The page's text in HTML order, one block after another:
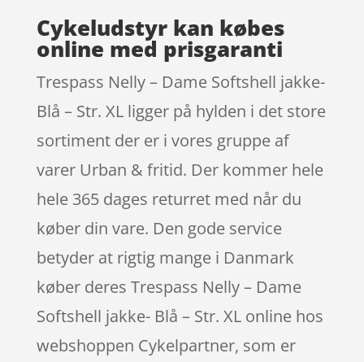
Cykeludstyr kan købes
online med prisgaranti
Trespass Nelly – Dame Softshell jakke-
Blå – Str. XL ligger på hylden i det store
sortiment der er i vores gruppe af
varer Urban & fritid. Der kommer hele
hele 365 dages returret med når du
køber din vare. Den gode service
betyder at rigtig mange i Danmark
køber deres Trespass Nelly – Dame
Softshell jakke- Blå – Str. XL online hos
webshoppen Cykelpartner, som er